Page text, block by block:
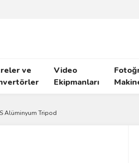
ve
Video
Ekipmanları
Alüminyum Tripod